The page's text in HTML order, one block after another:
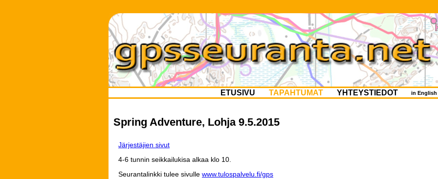
ETUSIVU TAPAHTUMAT YHTEYSTIEDOT in English
Spring Adventure, Lohja 9.5.2015
Järjestäjien sivut
4-6 tunnin seikkailukisa alkaa klo 10.
Seurantalinkki tulee sivulle www.tulospalvelu.fi/gps